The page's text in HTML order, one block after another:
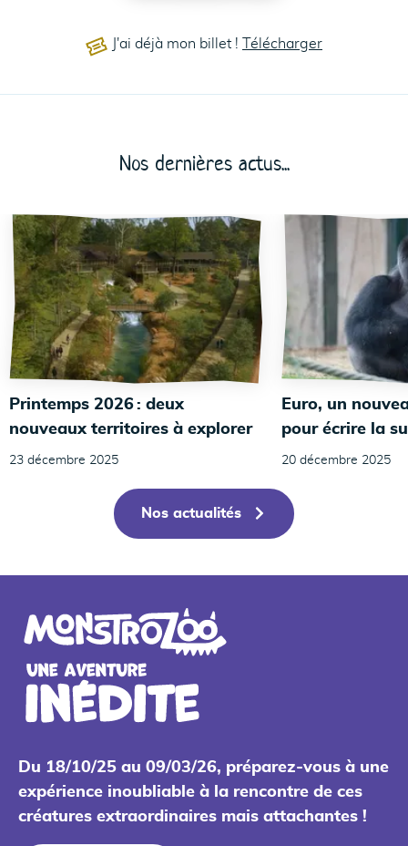
J'ai déjà mon billet ! Télécharger
Nos dernières actus...
Printemps 2026 : deux
nouveaux territoires à explorer
23 décembre 2025
Euro, un
pour écrire la
20 décembre 2025
Nos actualités
Du 18/10/25 au 09/03/26, préparez-vous à une
expérience inoubliable à la rencontre de ces
créatures extraordinaires mais attachantes !